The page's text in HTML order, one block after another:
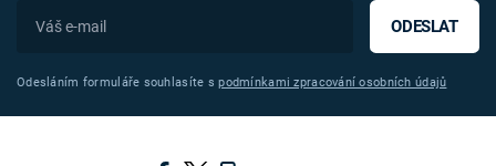
ODESLAT
Odesláním formuláře souhlasíte spodmínkami zpracování osobních údajů